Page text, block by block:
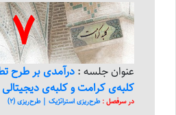
7
عنوان جلسه : درآمدی بر طرح
کلبه‌ی کرامت و کلبه‌ی دیجیتالی
در سرفصل :طرح‌ریزی استراتژیک | طرح‌ریزی (2)